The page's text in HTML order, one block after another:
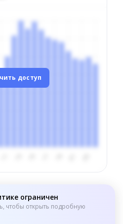
доступ
ограничен
чтобы открыть подробную